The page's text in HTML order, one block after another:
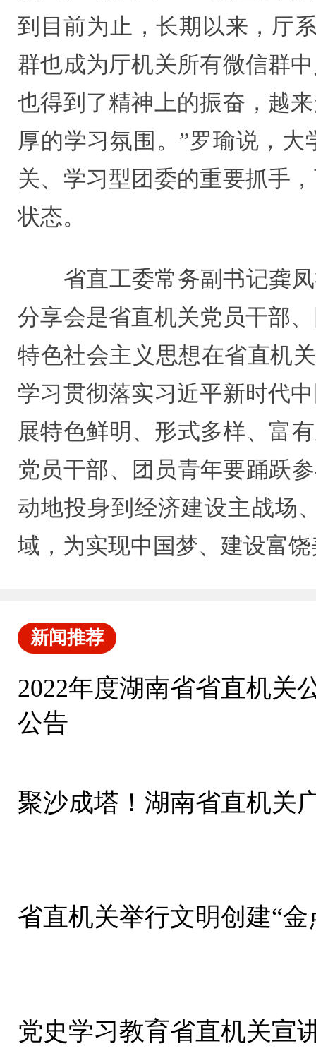
到目前为止，长期以来，厅
群也成为厅机关所有微信群
也得到了精神上的振奋，越
厚的学习氛围。”罗瑜说，
关、学习型团委的重要抓手
状态。
省直工委常务副书记龚凤
分享会是省直机关党员干部
特色社会主义思想在省直机
学习贯彻落实习近平新时代
展特色鲜明、形式多样、富
党员干部、团员青年要踊跃
动地投身到经济建设主战场
域，为实现中国梦、建设富
新闻推荐
2022年度湖南省省直机关
公告
聚沙成塔！湖南省直机关
省直机关举行文明创建“金
党史学习教育省直机关宣